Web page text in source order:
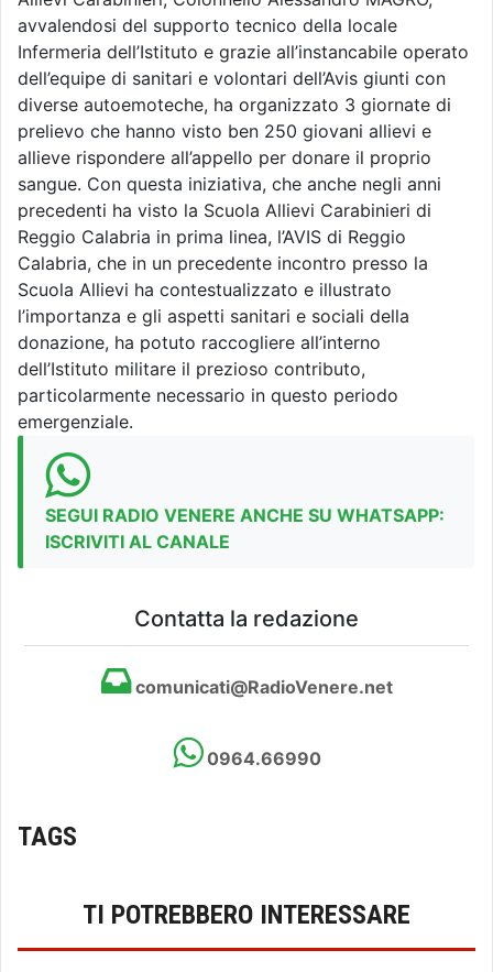
avvalendosi del supporto tecnico della locale
Infermeria dell’Istituto e grazie all’instancabile operato
dell’equipe di sanitari e volontari dell’Avis giunti con
diverse autoemoteche, ha organizzato 3 giornate di
prelievo che hanno visto ben 250 giovani allievi e
allieve rispondere all’appello per donare il proprio
sangue. Con questa iniziativa, che anche negli anni
precedenti ha visto la Scuola Allievi Carabinieri di
Reggio Calabria in prima linea, l’AVIS di Reggio
Calabria, che in un precedente incontro presso la
Scuola Allievi ha contestualizzato e illustrato
l’importanza e gli aspetti sanitari e sociali della
donazione, ha potuto raccogliere all’interno
dell’Istituto militare il prezioso contributo,
particolarmente necessario in questo periodo
emergenziale.
SEGUI RADIO VENERE ANCHE SU WHATSAPP:
ISCRIVITI AL CANALE
Contatta la redazione
comunicati@RadioVenere.net
0964.66990
TAGS
TI POTREBBERO INTERESSARE